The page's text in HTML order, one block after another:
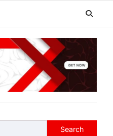
Search